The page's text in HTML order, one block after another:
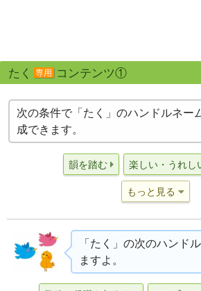
たく 専用 コンテンツ①
次の条件で「たく」のハンドルネー
成できます。
韻を踏む 楽しい・うれし
もっと見る
「たく」の次のハンド
ますよ。